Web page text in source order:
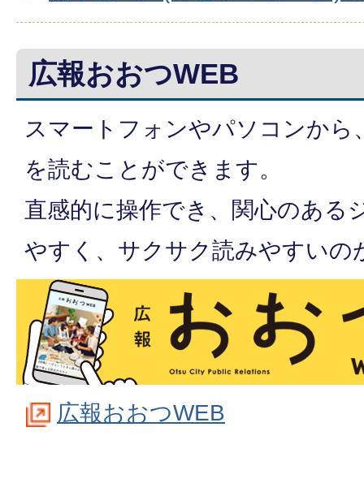
広報おおつWEB
スマートフォンやパソコンから
を読むことができます。
直感的に操作でき、関心のある
やすく、サクサク読みやすいの
広報おおつWEB